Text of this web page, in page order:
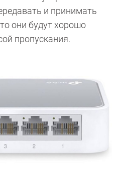
и принимать
они будут хорошо
пропускания.